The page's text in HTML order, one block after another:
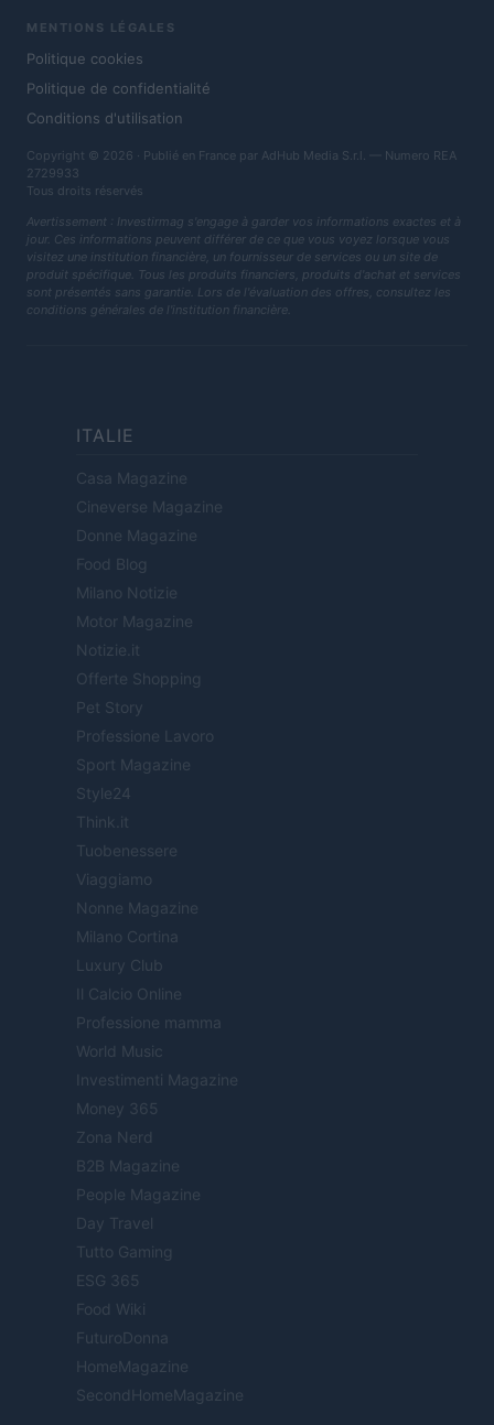
MENTIONS LÉGALES
Politique cookies
Politique de confidentialité
Conditions d'utilisation
Copyright © 2026 · Publié en France par AdHub Media S.r.l. — Numero REA
2729933
Tous droits réservés
Avertissement : Investirmag s'engage à garder vos informations exactes et à
jour. Ces informations peuvent différer de ce que vous voyez lorsque vous
visitez une institution financière, un fournisseur de services ou un site de
produit spécifique. Tous les produits financiers, produits d'achat et services
sont présentés sans garantie. Lors de l'évaluation des offres, consultez les
conditions générales de l'institution financière.
ITALIE
Casa Magazine
Cineverse Magazine
Donne Magazine
Food Blog
Milano Notizie
Motor Magazine
Notizie.it
Offerte Shopping
Pet Story
Professione Lavoro
Sport Magazine
Style24
Think.it
Tuobenessere
Viaggiamo
Nonne Magazine
Milano Cortina
Luxury Club
Il Calcio Online
Professione mamma
World Music
Investimenti Magazine
Money 365
Zona Nerd
B2B Magazine
People Magazine
Day Travel
Tutto Gaming
ESG 365
Food Wiki
FuturoDonna
HomeMagazine
SecondHomeMagazine